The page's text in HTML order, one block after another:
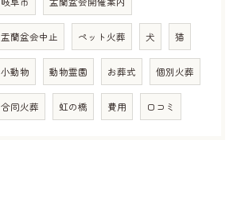
盂蘭盆会中止 ペット火葬 犬 猫
小動物 動物霊園 お葬式 個別火葬
合同火葬 虹の橋 費用 口コミ